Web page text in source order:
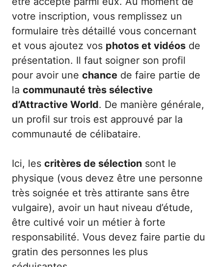
votre inscription, vous remplissez un
formulaire très détaillé vous concernant
et vous ajoutez vos photos et vidéos de
présentation. Il faut soigner son profil
pour avoir une chance de faire partie de
la communauté très sélective
d’Attractive World. De manière générale,
un profil sur trois est approuvé par la
communauté de célibataire.
Ici, les critères de sélection sont le
physique (vous devez être une personne
très soignée et très attirante sans être
vulgaire), avoir un haut niveau d’étude,
être cultivé voir un métier à forte
responsabilité. Vous devez faire partie du
gratin des personnes les plus